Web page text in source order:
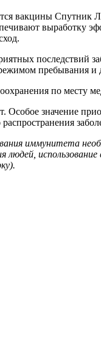
вакцины Спутник
выработку
последствий
пребывания и
по месту
значение
иммунитета
людей,